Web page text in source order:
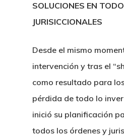
SOLUCIONES EN
JURISICCIONALES
Desde el mismo
intervención y tras el
como resultado para
pérdida de todo lo
inició su planificación
todos los órdenes y